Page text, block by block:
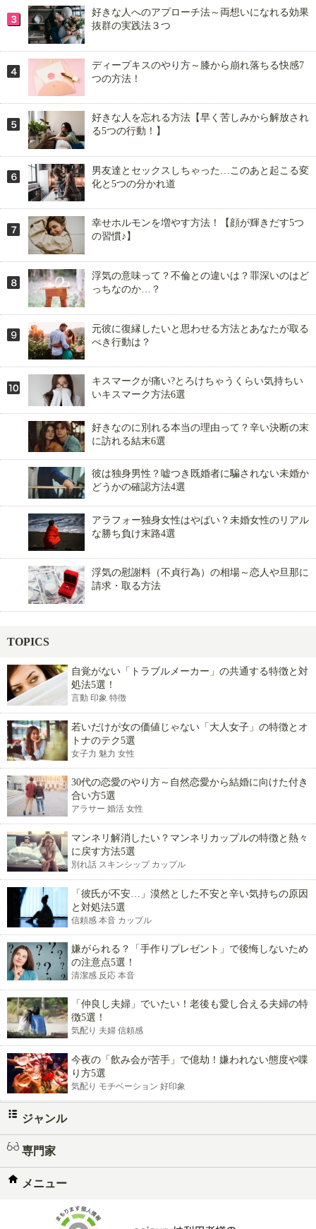
好きな人へのアプローチ法～両想いになれる効果
抜群の実践法３つ
ディープキスのやり方～膝から崩れ落ちる快感7
つの方法！
好きな人を忘れる方法【早く苦しみから解放され
る5つの行動！】
男友達とセックスしちゃった…このあと起こる変
化と5つの分かれ道
幸せホルモンを増やす方法！【顔が輝きだす5つ
の習慣♪】
浮気の意味って？不倫との違いは？罪深いのはど
っちなのか…？
元彼に復縁したいと思わせる方法とあなたが取る
べき行動は？
キスマークが痛い?とろけちゃうくらい気持ちい
いキスマーク方法6選
好きなのに別れる本当の理由って？辛い決断の末
に訪れる結末6選
彼は独身男性？嘘つき既婚者に騙されない未婚か
どうかの確認方法4選
アラフォー独身女性はやばい？未婚女性のリアル
な勝ち負け末路4選
浮気の慰謝料（不貞行為）の相場～恋人や旦那に
請求・取る方法
TOPICS
自覚がない「トラブルメーカー」の共通する特徴と対
処法5選！
言動 印象 特徴
若いだけが女の価値じゃない「大人女子」の特徴とオ
トナのテク5選
女子力 魅力 女性
30代の恋愛のやり方～自然恋愛から結婚に向けた付き
合い方5選
アラサー 婚活 女性
マンネリ解消したい？マンネリカップルの特徴と熱々
に戻す方法5選
別れ話 スキンシップ カップル
「彼氏が不安…」漠然とした不安と辛い気持ちの原因
と対処法5選
信頼感 本音 カップル
嫌がられる？「手作りプレゼント」で後悔しないため
の注意点5選！
清潔感 反応 本音
「仲良し夫婦」でいたい！老後も愛し合える夫婦の特
徴5選！
気配り 夫婦 信頼感
今夜の「飲み会が苦手」で億劫！嫌われない態度や喋
り方5選
気配り モチベーション 好印象
ジャンル
専門家
メニュー